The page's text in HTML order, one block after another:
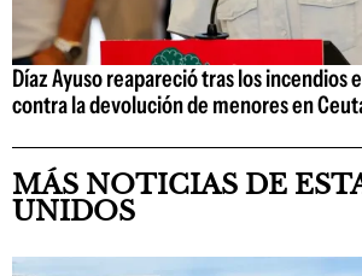
Díaz Ayuso reapareció tras los incendios
contra la devolución de menores en
MÁS NOTICIAS DE
UNIDOS